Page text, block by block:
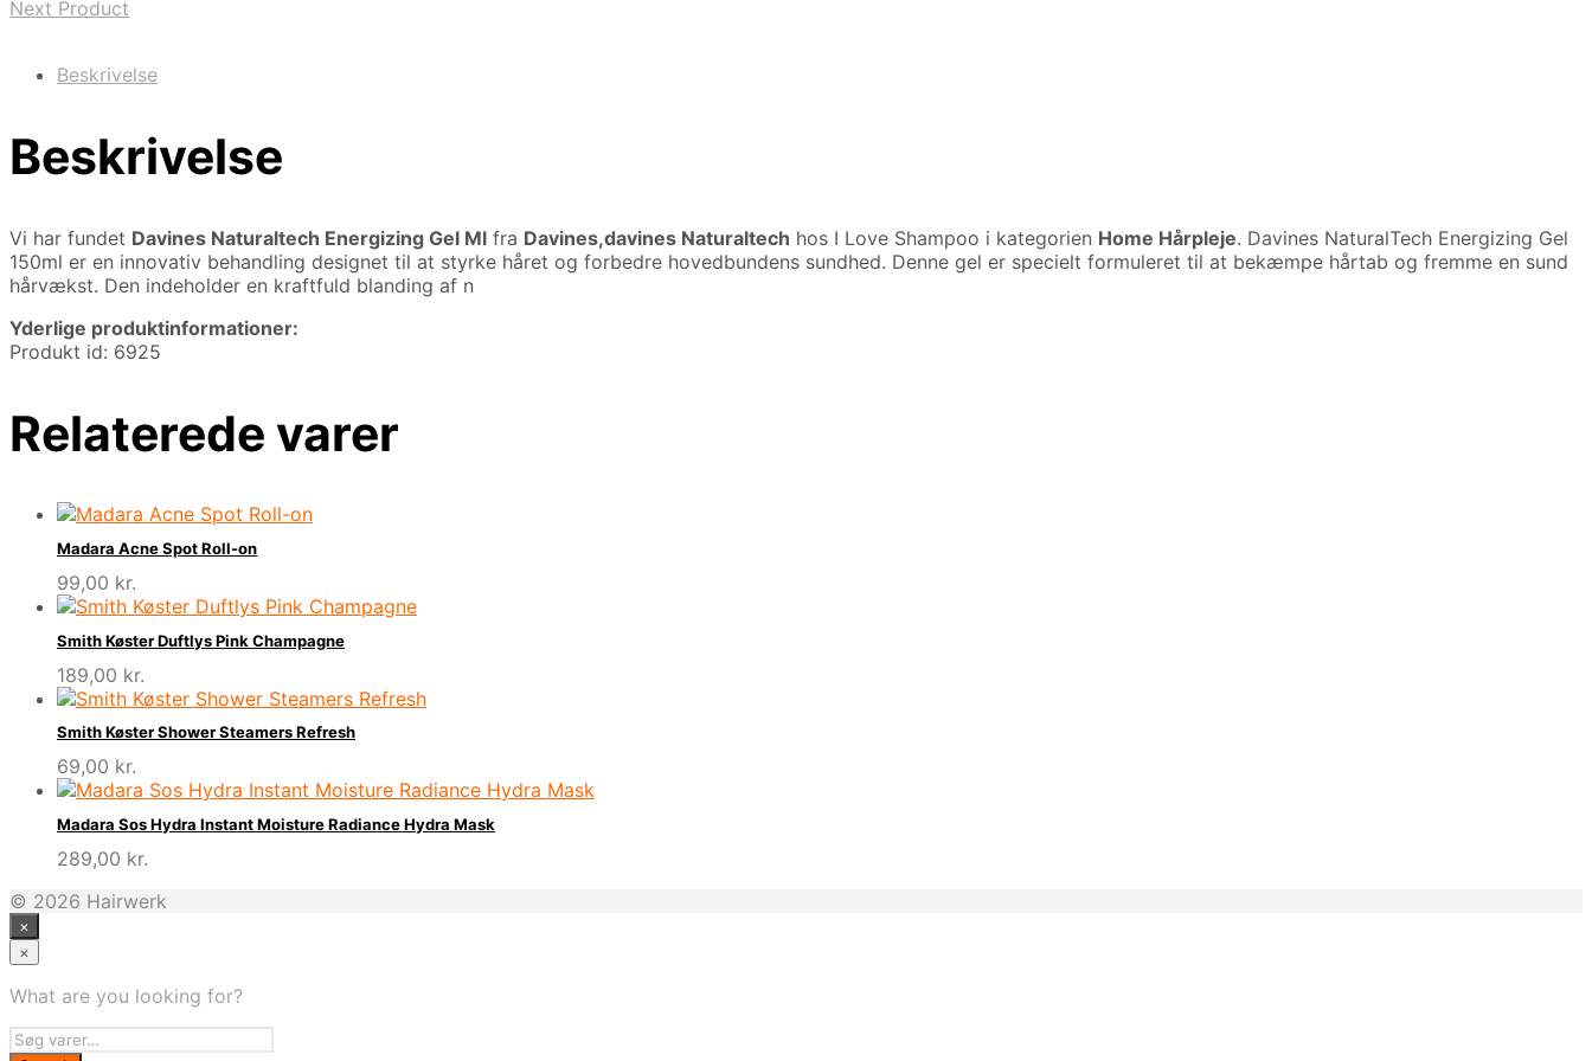
Next Product
Beskrivelse
Beskrivelse
Vi har fundet Davines Naturaltech Energizing Gel Ml fra Davines,davines Naturaltech hos I Love Shampoo i kategorien Home Hårpleje. Davines NaturalTech Energizing Gel
150ml er en innovativ behandling designet til at styrke håret og forbedre hovedbundens sundhed. Denne gel er specielt formuleret til at bekæmpe hårtab og fremme en sund
hårvækst. Den indeholder en kraftfuld blanding af n
Yderlige produktinformationer:
Produkt id: 6925
Relaterede varer
Madara Acne Spot Roll-on
99,00 kr.
Smith Køster Duftlys Pink Champagne
189,00 kr.
Smith Køster Shower Steamers Refresh
69,00 kr.
Madara Sos Hydra Instant Moisture Radiance Hydra Mask
289,00 kr.
© 2026 Hairwerk
×
×
What are you looking for?